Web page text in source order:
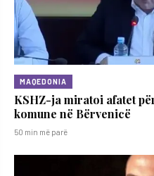
MAQEDONIA
KSHZ-ja miratoi afatet
komune në Bërvenicë
50 min më parë